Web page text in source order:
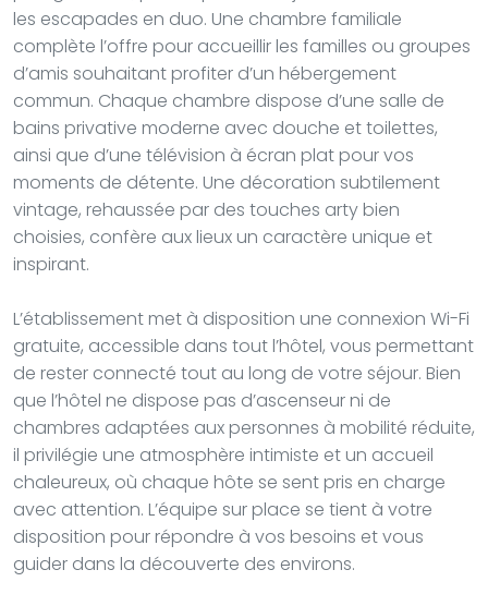
les escapades en duo. Une chambre familiale
complète l’offre pour accueillir les familles ou groupes
d’amis souhaitant profiter d’un hébergement
commun. Chaque chambre dispose d’une salle de
bains privative moderne avec douche et toilettes,
ainsi que d’une télévision à écran plat pour vos
moments de détente. Une décoration subtilement
vintage, rehaussée par des touches arty bien
choisies, confère aux lieux un caractère unique et
inspirant.
L’établissement met à disposition une connexion Wi-Fi
gratuite, accessible dans tout l’hôtel, vous permettant
de rester connecté tout au long de votre séjour. Bien
que l’hôtel ne dispose pas d’ascenseur ni de
chambres adaptées aux personnes à mobilité réduite,
il privilégie une atmosphère intimiste et un accueil
chaleureux, où chaque hôte se sent pris en charge
avec attention. L’équipe sur place se tient à votre
disposition pour répondre à vos besoins et vous
guider dans la découverte des environs.